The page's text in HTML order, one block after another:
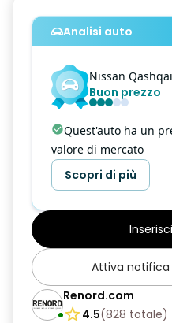
Analisi auto
Nissan Qashqai
Buon prezzo
Quest'auto ha un
valore di mercato
Scopri di più
Attiva notifica
Renord.com
4.5(828 totale)